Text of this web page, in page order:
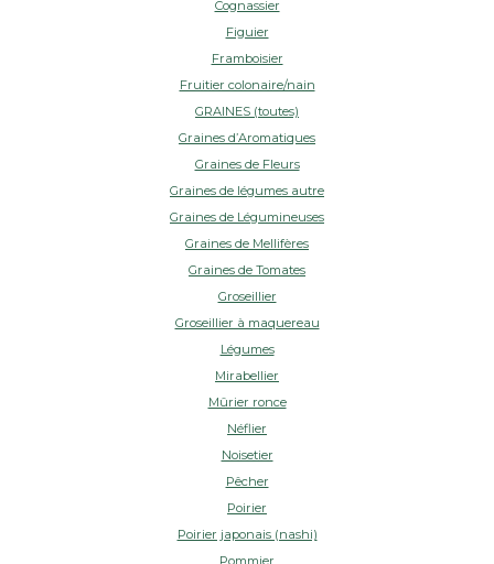
Cognassier
Figuier
Framboisier
Fruitier colonaire/nain
GRAINES (toutes)
Graines d’Aromatiques
Graines de Fleurs
Graines de légumes autre
Graines de Légumineuses
Graines de Mellifères
Graines de Tomates
Groseillier
Groseillier à maquereau
Légumes
Mirabellier
Mûrier ronce
Néflier
Noisetier
Pêcher
Poirier
Poirier japonais (nashi)
Pommier